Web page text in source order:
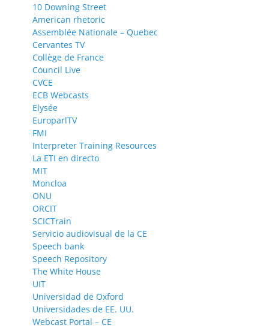
10 Downing Street
American rhetoric
Assemblée Nationale – Quebec
Cervantes TV
Collège de France
Council Live
CVCE
ECB Webcasts
Elysée
EuroparlTV
FMI
Interpreter Training Resources
La ETI en directo
MIT
Moncloa
ONU
ORCIT
SCICTrain
Servicio audiovisual de la CE
Speech bank
Speech Repository
The White House
UIT
Universidad de Oxford
Universidades de EE. UU.
Webcast Portal – CE